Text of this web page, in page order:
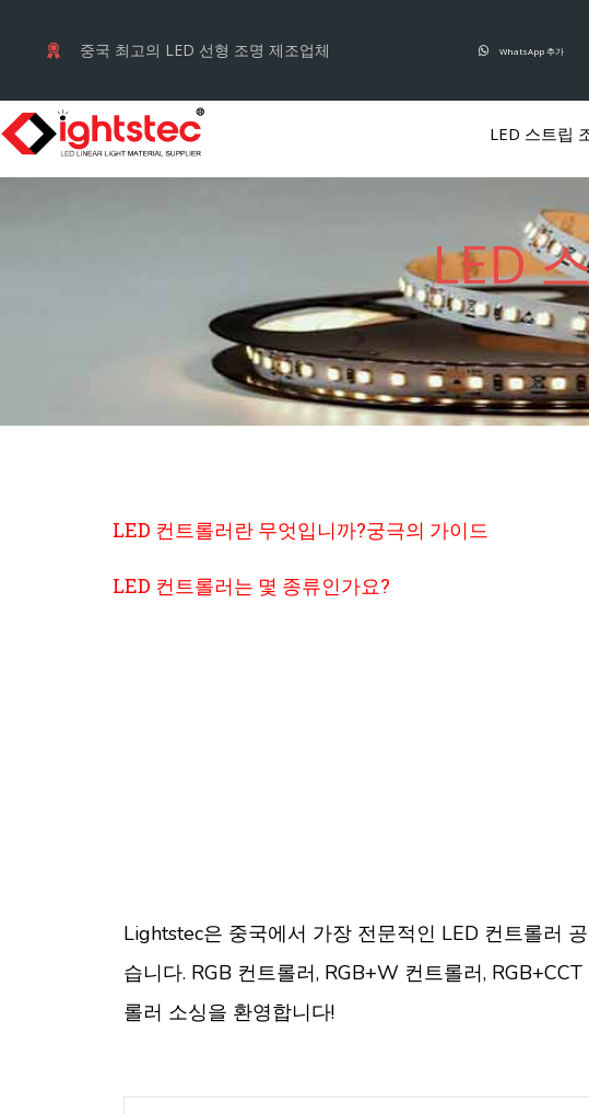
로
건
중국 최고의 LED 선형 조명 제조업체 WhatsApp 추가
LED 스트립
LED
LED 컨트롤러란 무엇입니까?궁극의 가이드
LED 컨트롤러는 몇 종류인가요?
Lightstec은 중국에서 가장 전문적인 LED 컨트롤러
습니다. RGB 컨트롤러, RGB+W 컨트롤러,
롤러 소싱을 환영합니다!